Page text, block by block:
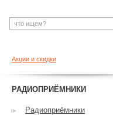
Акции и скидки
РАДИОПРИЁМНИКИ
Радиоприёмники